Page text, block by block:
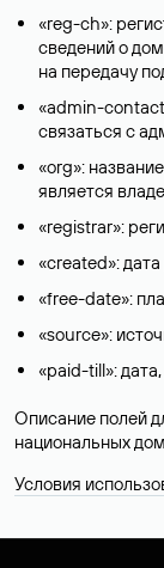
«reg-ch»:
сведений о
на передачу
«admin-
связаться с
«org»:
является
«registrar»:
«created»:
«free-date»:
«source»:
«paid-till»:
Описание полей
национальных
Условия